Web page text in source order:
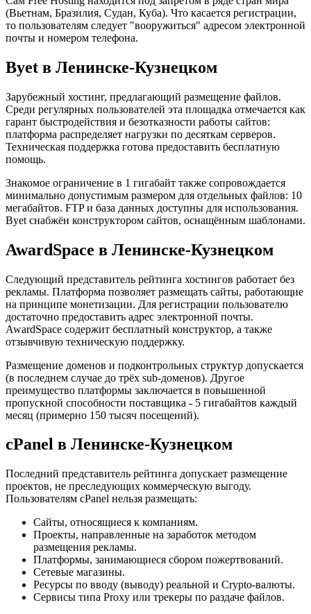
(Вьетнам, Бразилия, Судан, Куба). Что касается регистрации,
то пользователям следует "вооружиться" адресом электронной
почты и номером телефона.
Byet в Ленинске-Кузнецком
Зарубежный хостинг, предлагающий размещение файлов.
Среди регулярных пользователей эта площадка отмечается как
гарант быстродействия и безотказности работы сайтов:
платформа распределяет нагрузки по десяткам серверов.
Техническая поддержка готова предоставить бесплатную
помощь.
Знакомое ограничение в 1 гигабайт также сопровождается
минимально допустимым размером для отдельных файлов: 10
мегабайтов. FTP и база данных доступны для использования.
Byet снабжён конструктором сайтов, оснащённым шаблонами.
AwardSpace в Ленинске-Кузнецком
Следующий представитель рейтинга хостингов работает без
рекламы. Платформа позволяет размещать сайты, работающие
на принципе монетизации. Для регистрации пользователю
достаточно предоставить адрес электронной почты.
AwardSpace содержит бесплатный конструктор, а также
отзывчивую техническую поддержку.
Размещение доменов и подконтрольных структур допускается
(в последнем случае до трёх sub-доменов). Другое
преимущество платформы заключается в повышенной
пропускной способности поставщика - 5 гигабайтов каждый
месяц (примерно 150 тысяч посещений).
cPanel в Ленинске-Кузнецком
Последний представитель рейтинга допускает размещение
проектов, не преследующих коммерческую выгоду.
Пользователям cPanel нельзя размещать:
Сайты, относящиеся к компаниям.
Проекты, направленные на заработок методом
размещения рекламы.
Платформы, занимающиеся сбором пожертвований.
Сетевые магазины.
Ресурсы по вводу (выводу) реальной и Crypto-валюты.
Сервисы типа Proxy или трекеры по раздаче файлов.